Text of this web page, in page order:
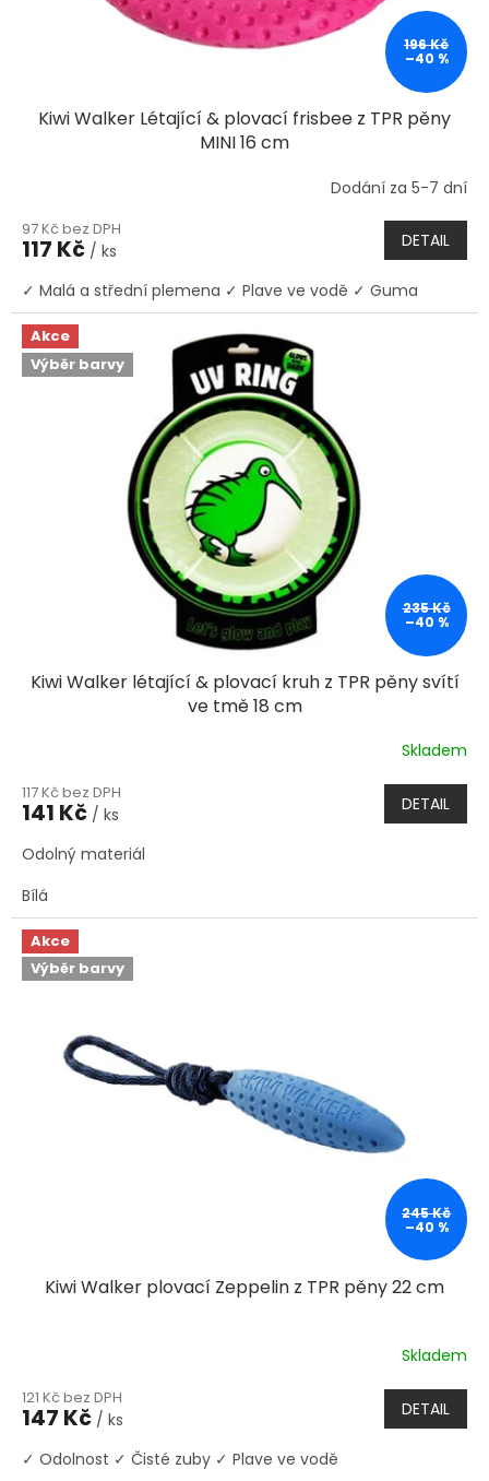
196 Kč
–40 %
Kiwi Walker Létající & plovací frisbee z TPR pěny
MINI 16 cm
Dodání za 5-7 dní
97 Kč bez DPH
117 Kč / ks DETAIL
✓ Malá a střední plemena ✓ Plave ve vodě ✓ Guma
Akce
Výběr barvy
235 Kč
–40 %
Kiwi Walker létající & plovací kruh z TPR pěny svítí
ve tmě 18 cm
Skladem
117 Kč bez DPH
141 Kč / ks DETAIL
Odolný materiál
Bílá
Akce
Výběr barvy
245 Kč
–40 %
Kiwi Walker plovací Zeppelin z TPR pěny 22 cm
Skladem
121 Kč bez DPH
147 Kč / ks DETAIL
✓ Odolnost ✓ Čisté zuby ✓ Plave ve vodě